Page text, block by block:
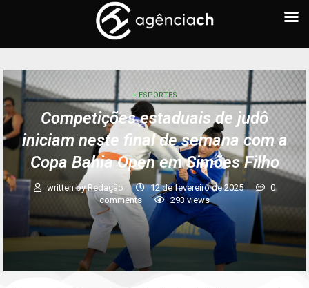
+ ESPORTES
Competições estaduais de judô
iniciam neste final de semana com a
Copa Bahia Open em Simões Filho
written byRedação 12 de fevereiro de 2025
0
comments
293 views